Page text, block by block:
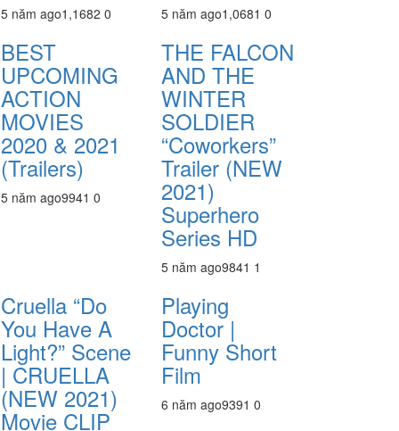
5 năm ago1,1682 0 5 năm ago1,0681 0
BEST
UPCOMING
ACTION
MOVIES
2020 & 2021
(Trailers)
5 năm ago9941 0
THE FALCON
AND THE
WINTER
SOLDIER
“Coworkers”
Trailer (NEW
2021)
Superhero
Series HD
5 năm ago9841 1
Cruella “Do
You Have A
Light?” Scene
| CRUELLA
(NEW 2021)
Movie CLIP
Playing
Doctor |
Funny Short
Film
6 năm ago9391 0